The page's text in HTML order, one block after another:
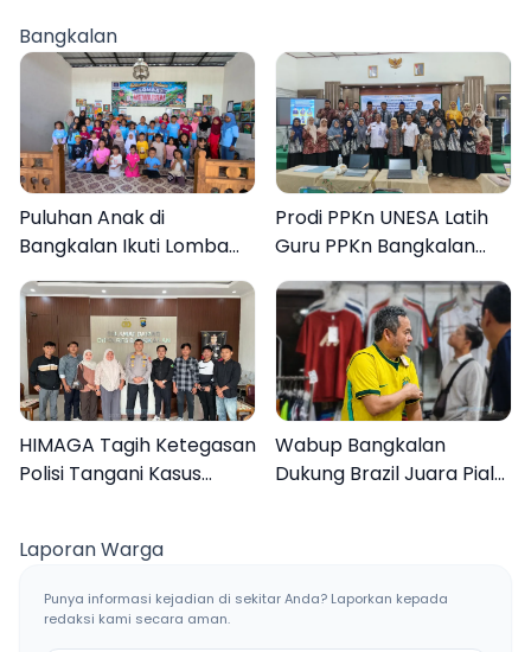
Bangkalan
Puluhan Anak di
Bangkalan Ikuti Lomba
Liburan Keluarga
Prodi PPKn UNESA Latih
Guru PPKn Bangkalan
Inovasi Teknologi
HIMAGA Tagih Ketegasan
Polisi Tangani Kasus
Wabup Bangkalan
Dukung Brazil Juara Piala
Laporan Warga
Punya informasi kejadian di sekitar Anda? Laporkan kepada
redaksi kami secara aman.